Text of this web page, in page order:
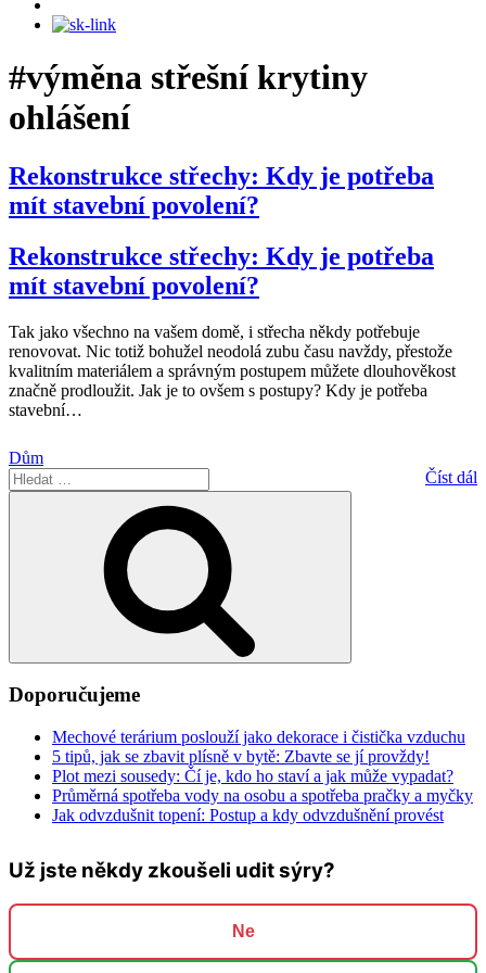
#výměna střešní krytiny
ohlášení
Rekonstrukce střechy: Kdy je potřeba
mít stavební povolení?
Rekonstrukce střechy: Kdy je potřeba
mít stavební povolení?
Tak jako všechno na vašem domě, i střecha někdy potřebuje
renovovat. Nic totiž bohužel neodolá zubu času navždy, přestože
kvalitním materiálem a správným postupem můžete dlouhověkost
značně prodloužit. Jak je to ovšem s postupy? Kdy je potřeba
stavební…
Dům
Číst dál
Hledat:
Doporučujeme
Mechové terárium poslouží jako dekorace i čistička vzduchu
5 tipů, jak se zbavit plísně v bytě: Zbavte se jí provždy!
Plot mezi sousedy: Čí je, kdo ho staví a jak může vypadat?
Průměrná spotřeba vody na osobu a spotřeba pračky a myčky
Jak odvzdušnit topení: Postup a kdy odvzdušnění provést
Už jste někdy zkoušeli udit sýry?
Ne